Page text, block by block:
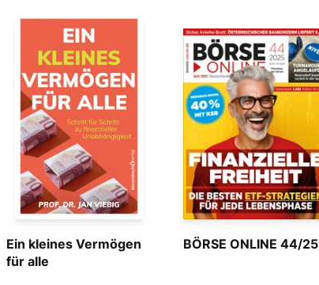
Ein kleines Vermögen
für alle
BÖRSE ONLINE 44/25